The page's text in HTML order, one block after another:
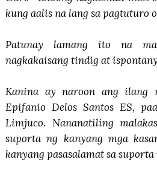
kung aalis na lang sa pagtuturo
Patunay lamang ito na
nagkakaisang tindig at
Kanina ay naroon ang ilang
Epifanio Delos Santos ES,
Limjuco. Nananatiling
suporta ng kanyang mga
kanyang pasasalamat sa